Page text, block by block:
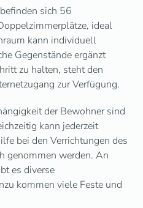
sich 56
ideal
kann individuell
Gegenstände ergänzt
zu halten, steht den
zur Verfügung.
der Bewohner sind
kann jederzeit
bei den Verrichtungen des
genommen werden. An
es diverse
kommen viele Feste und